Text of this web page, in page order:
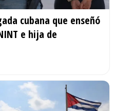
cubana que enseñó
e hija de